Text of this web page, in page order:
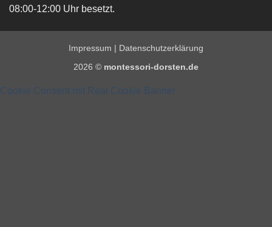
08:00-12:00 Uhr besetzt.
Impressum | Datenschutzerklärung
2026 © montessori-dorsten.de
Cookie Consent mit Real Cookie Banner